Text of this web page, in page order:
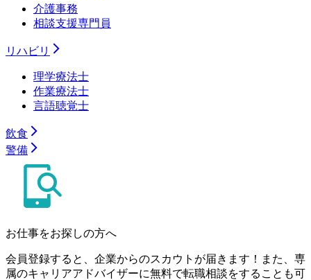
介護事務
相談支援専門員
リハビリ
理学療法士
作業療法士
言語聴覚士
飲食
警備
お仕事をお探しの方へ
会員登録すると、企業からのスカウトが届きます！また、専
属のキャリアアドバイザーに無料で転職相談をすることも可